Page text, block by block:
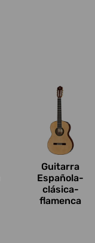
Guitarra
Española-
clásica-
flamenca